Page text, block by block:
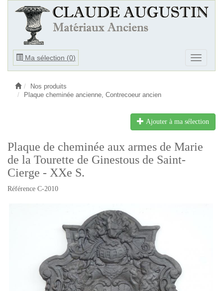
Ma sélection (0)
Ouvrir
Ouvrir
le
Nos produits
Plaque cheminée ancienne, Contrecoeur ancien
Ajouter à ma sélection
Plaque de cheminée aux armes de Marie
de la Tourette de Ginestous de Saint-
Cierge - XXe S.
Référence C-2010